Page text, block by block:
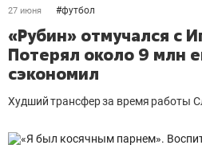
27 июня #футбол
«Рубин» отмучался с
Потерял около 9 млн
сэкономил
Худший трансфер за время работы